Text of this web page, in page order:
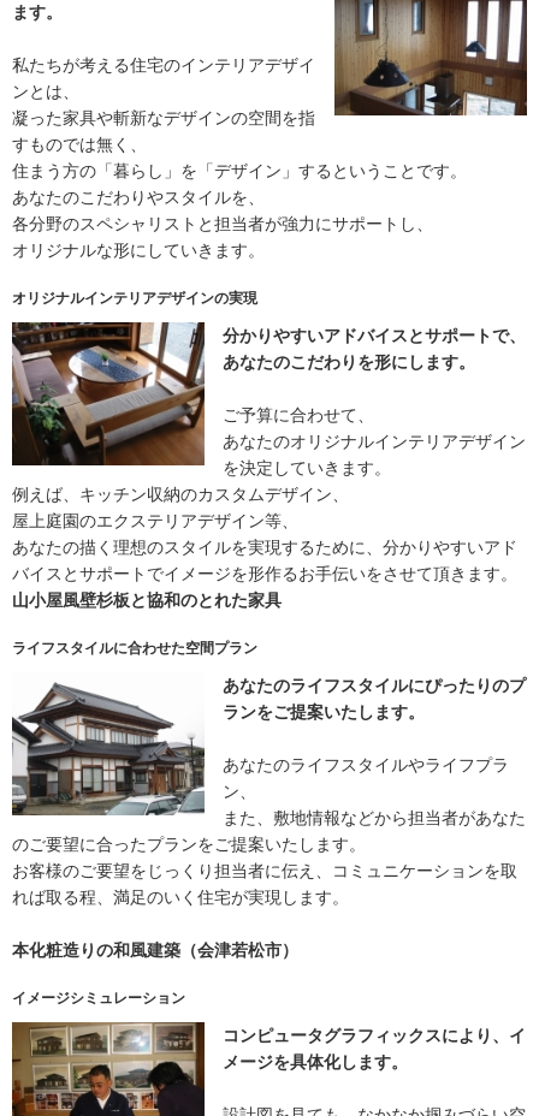
ます。
私たちが考える住宅のインテリアデザイ
ンとは、
凝った家具や斬新なデザインの空間を指
すものでは無く、
住まう方の「暮らし」を「デザイン」するということです。
あなたのこだわりやスタイルを、
各分野のスペシャリストと担当者が強力にサポートし、
オリジナルな形にしていきます。
オリジナルインテリアデザインの実現
分かりやすいアドバイスとサポートで、
あなたのこだわりを形にします。
ご予算に合わせて、
あなたのオリジナルインテリアデザイン
を決定していきます。
例えば、キッチン収納のカスタムデザイン、
屋上庭園のエクステリアデザイン等、
あなたの描く理想のスタイルを実現するために、分かりやすいアド
バイスとサポートでイメージを形作るお手伝いをさせて頂きます。
山小屋風壁杉板と協和のとれた家具
ライフスタイルに合わせた空間プラン
あなたのライフスタイルにぴったりのプ
ランをご提案いたします。
あなたのライフスタイルやライフプラ
ン、
また、敷地情報などから担当者があなた
のご要望に合ったプランをご提案いたします。
お客様のご要望をじっくり担当者に伝え、コミュニケーションを取
れば取る程、満足のいく住宅が実現します。
本化粧造りの和風建築（会津若松市）
イメージシミュレーション
コンピュータグラフィックスにより、イ
メージを具体化します。